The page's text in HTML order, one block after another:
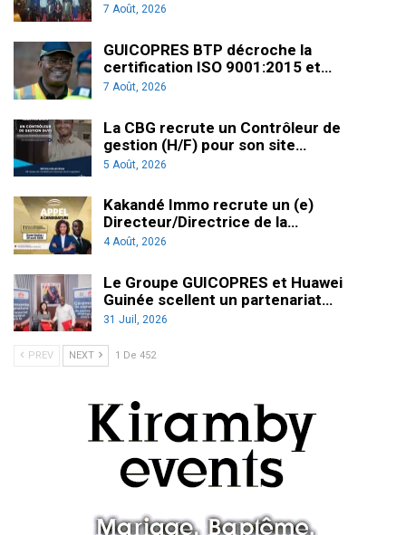
7 Août, 2026
GUICOPRES BTP décroche la
certification ISO 9001:2015 et…
7 Août, 2026
La CBG recrute un Contrôleur de
gestion (H/F) pour son site…
5 Août, 2026
Kakandé Immo recrute un (e)
Directeur/Directrice de la…
4 Août, 2026
Le Groupe GUICOPRES et Huawei
Guinée scellent un partenariat…
31 Juil, 2026
PREV NEXT 1 De 452